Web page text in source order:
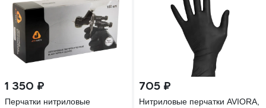
1 350 ₽
Перчатки нитриловые
705 ₽
Нитриловые перчатки AVIORA,